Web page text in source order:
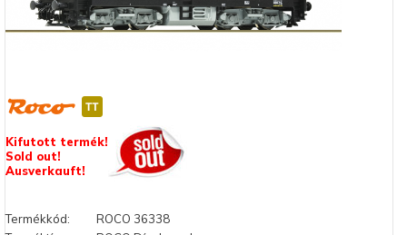
Kifutott termék!
Sold out!
Ausverkauft!
Termékkód:
ROCO 36338